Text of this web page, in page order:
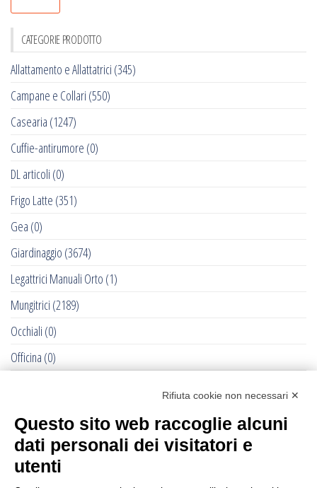
CATEGORIE PRODOTTO
Allattamento e Allattatrici (345)
Campane e Collari (550)
Casearia (1247)
Cuffie-antirumore (0)
DL articoli (0)
Frigo Latte (351)
Gea (0)
Giardinaggio (3674)
Legattrici Manuali Orto (1)
Mungitrici (2189)
Occhiali (0)
Officina (0)
Recinti Elettrici e Elettrificatori(877)
Ricambi Allattatrici Forster
Rifiuta cookie non necessari ✕
Questo sito web raccoglie alcuni
dati personali dei visitatori e
utenti